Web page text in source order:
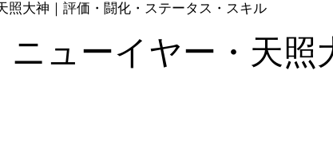
照大神｜評価・闘化・ステータス・スキル
ニューイヤー・天